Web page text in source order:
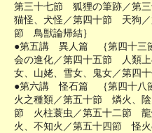
第三十七節 狐狸の筆跡／第
猫怪、犬怪／第四十節 天狗
節 鳥獣論帰結｝
●第五講 異人篇 ｛第四十三
会の進化／第四十五節 人類
女、山姥、雪女、鬼女／第四
●第六講 怪石篇 ｛第四十八
火之種類／第五十節 燐火、
節 火柱蓑虫／第五十二節 龍
火、不知火／第五十四節 怪火